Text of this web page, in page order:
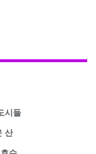
시들
산